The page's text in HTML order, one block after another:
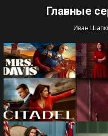
Главные
Иван